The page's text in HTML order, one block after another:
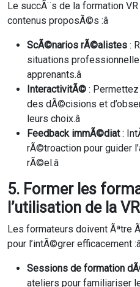
Le succÃ¨s de la formation
contenus proposÃ©s :â
ScÃ©narios rÃ©alistes :
situations
apprenants.â
InteractivitÃ© :
des dÃ©cisions et
leurs choix.â
Feedback immÃ©diat:
rÃ©troaction pour guider
rÃ©el.â
5. Former les
l’utilisation de la VR
Les formateurs doivent Ãªtre
pour l’intÃ©grer efficacement
Sessions de formation
ateliers pour familiariser